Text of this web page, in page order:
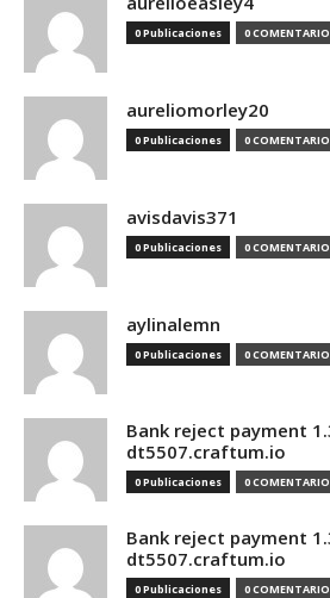
0 Publicaciones 0
aureliomorley20
0 Publicaciones 0
avisdavis371
0 Publicaciones 0
aylinalemn
0 Publicaciones 0
Bank reject payment
dt5507.craftum.io
0 Publicaciones 0
Bank reject payment
dt5507.craftum.io
0 Publicaciones 0